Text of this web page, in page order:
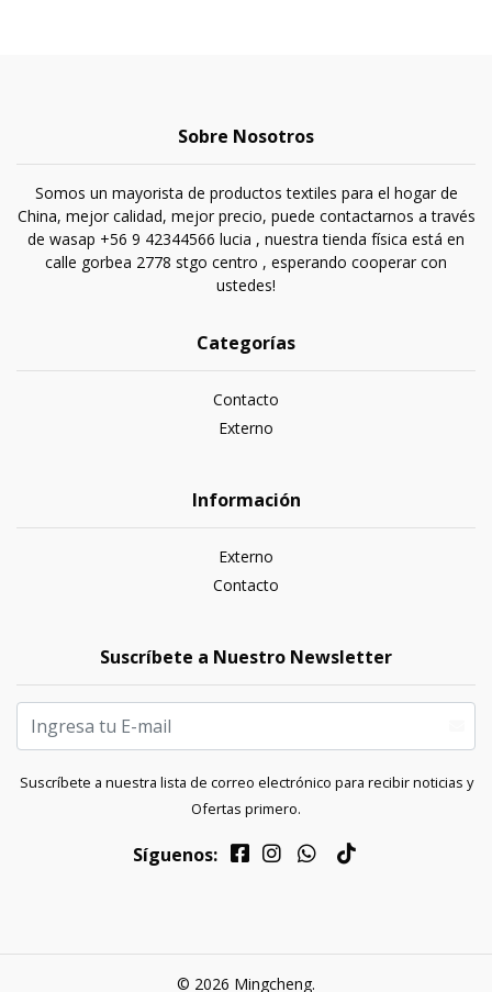
Sobre Nosotros
Somos un mayorista de productos textiles para el hogar de
China, mejor calidad, mejor precio, puede contactarnos a través
de wasap +56 9 42344566 lucia , nuestra tienda física está en
calle gorbea 2778 stgo centro , esperando cooperar con
ustedes!
Categorías
Contacto
Externo
Información
Externo
Contacto
Suscríbete a Nuestro Newsletter
Suscríbete a nuestra lista de correo electrónico para recibir noticias y
Ofertas primero.
Síguenos:
© 2026 Mingcheng.